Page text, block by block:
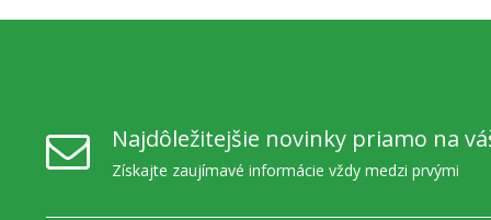
Najdôležitejšie novinky priamo na
Získajte zaujímavé informácie vždy medzi prvými